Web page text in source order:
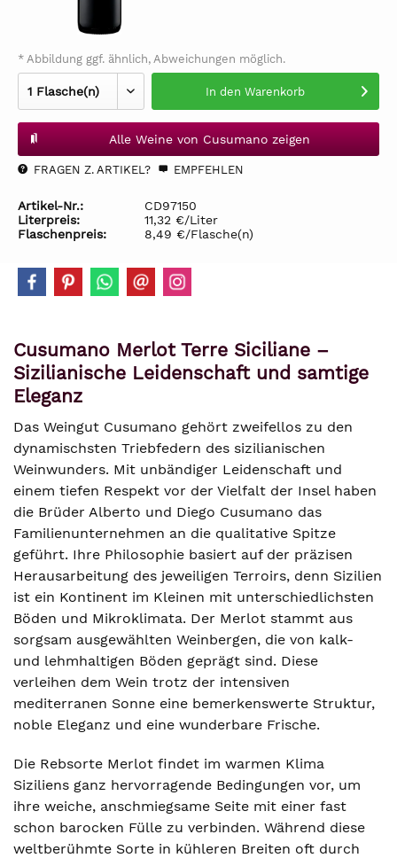
* Abbildung ggf. ähnlich, Abweichungen möglich.
In den Warenkorb
Alle Weine von Cusumano zeigen
FRAGEN Z. ARTIKEL? EMPFEHLEN
Artikel-Nr.:
CD97150
Literpreis:
11,32 €/Liter
Flaschenpreis:
8,49 €/Flasche(n)
Cusumano Merlot Terre Siciliane –
Sizilianische Leidenschaft und samtige
Eleganz
Das Weingut Cusumano gehört zweifellos zu den
dynamischsten Triebfedern des sizilianischen
Weinwunders. Mit unbändiger Leidenschaft und
einem tiefen Respekt vor der Vielfalt der Insel haben
die Brüder Alberto und Diego Cusumano das
Familienunternehmen an die qualitative Spitze
geführt. Ihre Philosophie basiert auf der präzisen
Herausarbeitung des jeweiligen Terroirs, denn Sizilien
ist ein Kontinent im Kleinen mit unterschiedlichsten
Böden und Mikroklimata. Der Merlot stammt aus
sorgsam ausgewählten Weinbergen, die von kalk-
und lehmhaltigen Böden geprägt sind. Diese
verleihen dem Wein trotz der intensiven
mediterranen Sonne eine bemerkenswerte Struktur,
noble Eleganz und eine wunderbare Frische.
Die Rebsorte Merlot findet im warmen Klima
Siziliens ganz hervorragende Bedingungen vor, um
ihre weiche, anschmiegsame Seite mit einer fast
schon barocken Fülle zu verbinden. Während diese
weltberühmte Sorte in kühleren Breiten oft durch